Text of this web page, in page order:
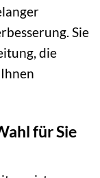
Sie
die
für Sie